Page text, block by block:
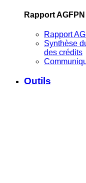
Rapport
Rapport
Synthèse
des crédits
Outils